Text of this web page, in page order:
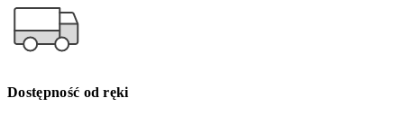
Dostępność od ręki